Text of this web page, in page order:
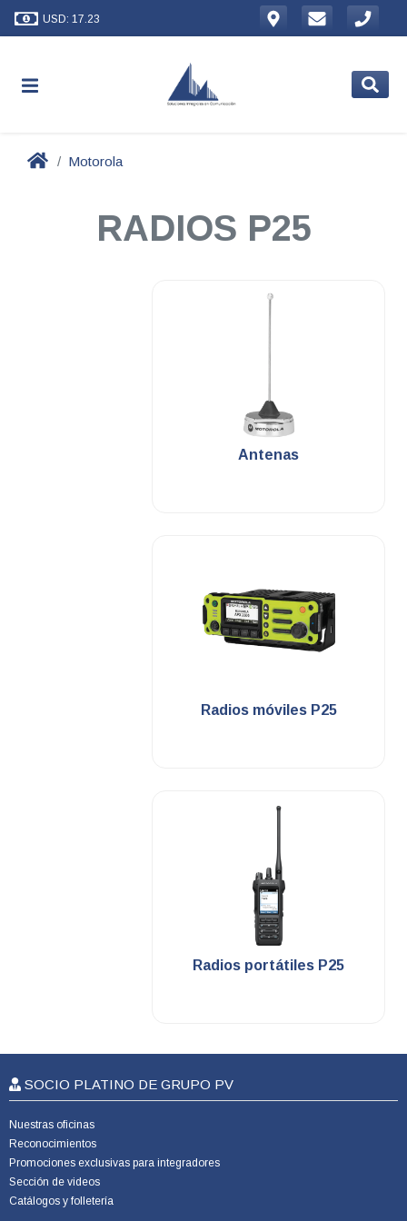
USD: 17.23
Motorola
RADIOS P25
.
Antenas
Radios móviles P25
.
Radios portátiles P25
SOCIO PLATINO DE GRUPO PV
Nuestras oficinas
Reconocimientos
Promociones exclusivas para integradores
Sección de videos
Catálogos y folletería